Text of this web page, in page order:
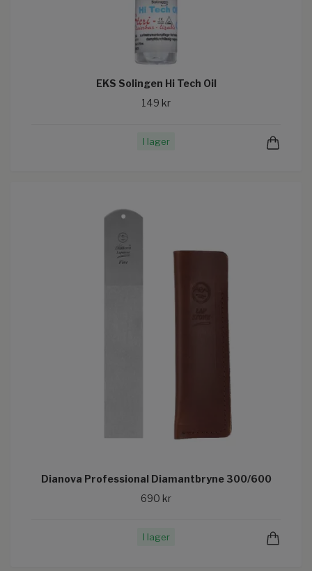
EKS Solingen Hi Tech Oil
149 kr
I lager
Dianova Professional Diamantbryne 300/600
690 kr
I lager